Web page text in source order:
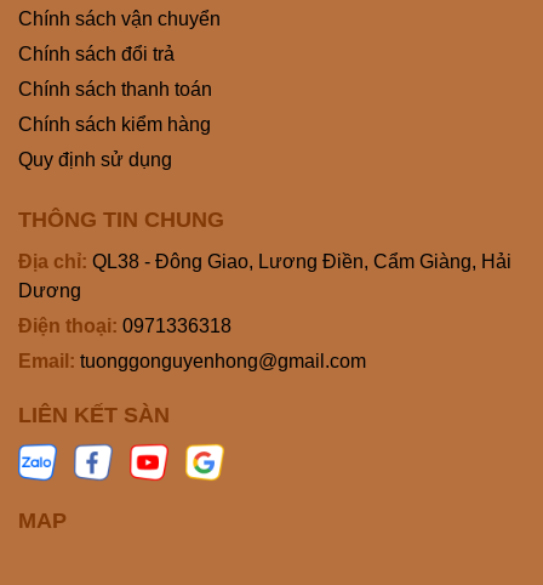
Chính sách vận chuyển
Chính sách đổi trả
Chính sách thanh toán
Chính sách kiểm hàng
Quy định sử dụng
THÔNG TIN CHUNG
Địa chỉ: QL38 - Đông Giao, Lương Điền, Cẩm Giàng, Hải
Dương
Điện thoại: 0971336318
Email: tuonggonguyenhong@gmail.com
LIÊN KẾT SÀN
MAP